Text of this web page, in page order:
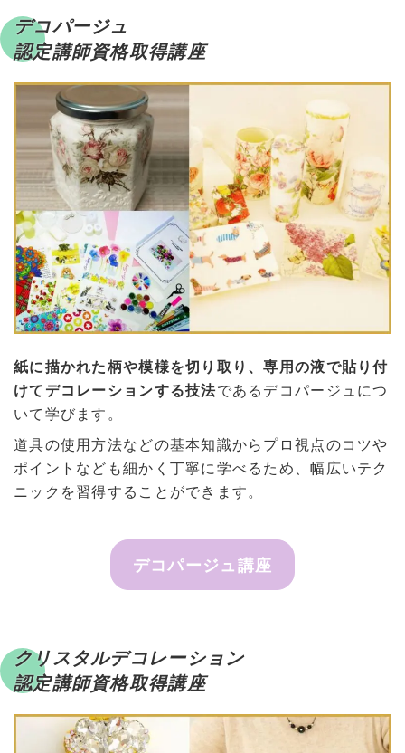
デコパージュ
認定講師資格取得講座
紙に描かれた柄や模様を切り取り、専用の液で貼り付
けてデコレーションする技法であるデコパージュにつ
いて学びます。
道具の使用方法などの基本知識からプロ視点のコツや
ポイントなども細かく丁寧に学べるため、幅広いテク
ニックを習得することができます。
デコパージュ講座
クリスタルデコレーション
認定講師資格取得講座